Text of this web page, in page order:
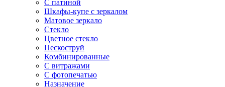
С патиной
Шкафы-купе с зеркалом
Матовое зеркало
Стекло
Цветное стекло
Пескоструй
Комбинированные
С витражами
С фотопечатью
Назначение